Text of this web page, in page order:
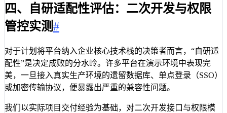
四、自研适配性评估：二次开发与权限
管控实测#
对于计划将平台纳入企业核心技术栈的决策者而言，“自研适
配性”是决定成败的分水岭。许多平台在演示环境中表现完
美，一旦接入真实生产环境的遗留数据库、单点登录（SSO）
或加密传输协议，便暴露出严重的兼容性问题。
我们以实际项目交付经验为基础，对二次开发接口与权限模